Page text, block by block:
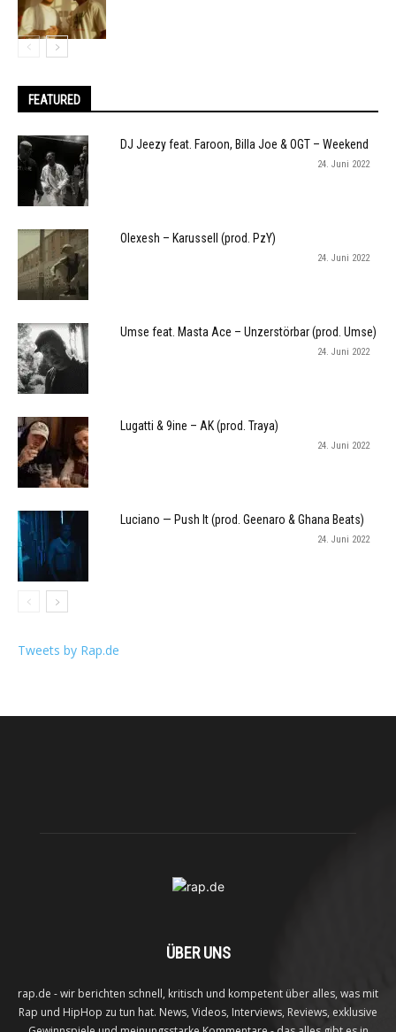
FEATURED
DJ Jeezy feat. Faroon, Billa Joe & OGT – Weekend
24. Juni 2022
Olexesh – Karussell (prod. PzY)
24. Juni 2022
Umse feat. Masta Ace – Unzerstörbar (prod. Umse)
24. Juni 2022
Lugatti & 9ine – AK (prod. Traya)
24. Juni 2022
Luciano — Push It (prod. Geenaro & Ghana Beats)
24. Juni 2022
Tweets by Rap.de
ÜBER UNS
rap.de - wir berichten schnell, kritisch und kompetent über alles, was mit
Rap und HipHop zu tun hat. News, Videos, Interviews, Reviews, exklusive